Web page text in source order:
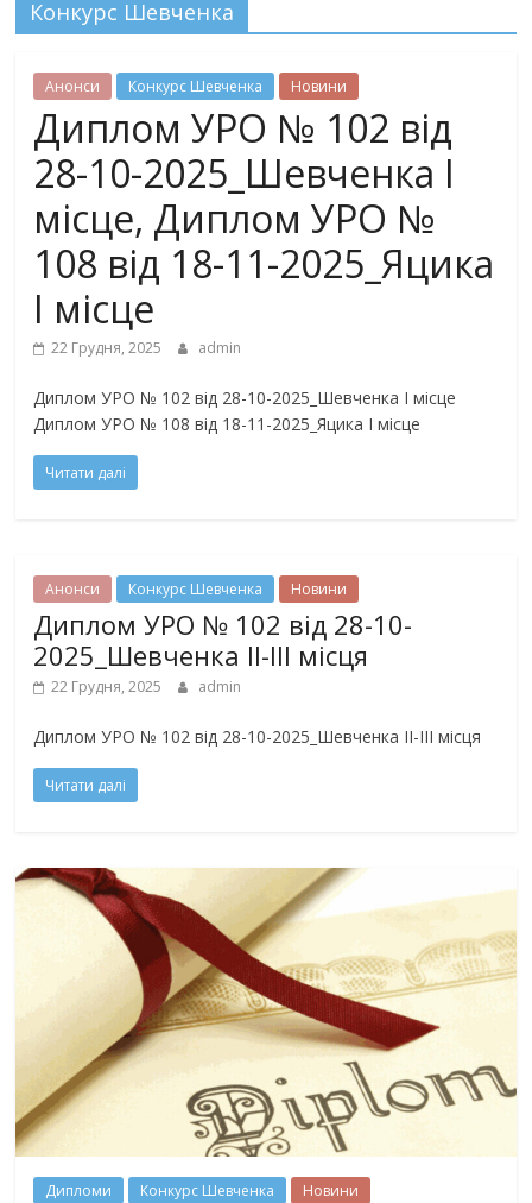
Конкурс Шевченка
Анонси Конкурс Шевченка Новини
Диплом УРО № 102 від
28-10-2025_Шевченка І
місце, Диплом УРО №
108 від 18-11-2025_Яцика
І місце
22 Грудня, 2025 admin
Диплом УРО № 102 від 28-10-2025_Шевченка І місце
Диплом УРО № 108 від 18-11-2025_Яцика І місце
Читати далі
Анонси Конкурс Шевченка Новини
Диплом УРО № 102 від 28-10-
2025_Шевченка ІІ-ІІІ місця
22 Грудня, 2025 admin
Диплом УРО № 102 від 28-10-2025_Шевченка ІІ-ІІІ місця
Читати далі
Дипломи Конкурс Шевченка Новини